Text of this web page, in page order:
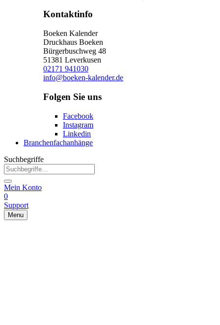
Kontaktinfo
Boeken Kalender
Druckhaus Boeken
Bürgerbuschweg 48
51381 Leverkusen
02171 941030
info@boeken-kalender.de
Folgen Sie uns
Facebook
Instagram
Linkedin
Branchenfachanhänge
Suchbegriffe
Mein Konto
0
Support
Menu